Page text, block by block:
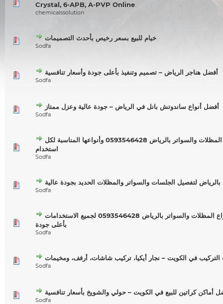
Crystal, 6-APB, A-PVP Online
chemicalssolution
خيام للبيع بسعر رخيص بأحدث التصميمات
Sodfa
أفضل هناجر الرياض – تصميم وتنفيذ بأعلى جودة وأسعار تنافسية
Sodfa
أفضل أنواع ساندوتش بانل في الرياض – جودة عالية وعزل ممتاز
Sodfa
افضل أسعار المظلات والسواتر بالرياض 0593546428 وأنواعها المناسبة لكل
استخدام
Sodfa
لتفصيل الجلسات والسواتر والمظلات الحديد بجودة عالية
Sodfa
أفضل أنواع المظلات والسواتر بالرياض 0593546428 لجميع الاستخدامات
بأعلى جودة
Sodfa
في الكويت – نجار أيكيا، تركيب شاشات، أرفف، ومخيمات
Sodfa
أماكن كراتين للبيع في الكويت – حولي والشويخ بأسعار تنافسية
Sodfa